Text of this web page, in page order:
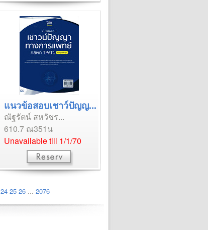
แนวข้อสอบเชาว์ปัญญ...
ณัฐรัตน์ สหวัชร...
610.7 ณ351น
Unavailable till 1/1/70
24 25 26 ... 2076